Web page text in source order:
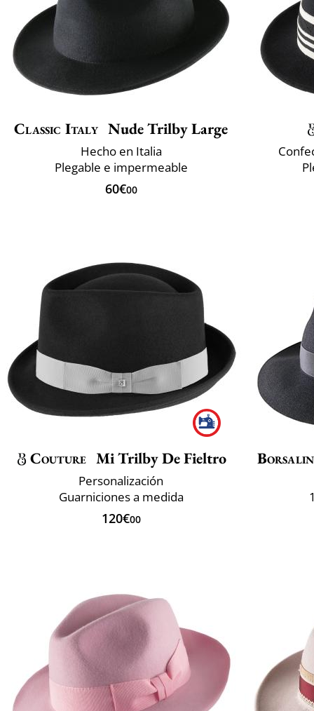
Classic Italy Nude Trilby Large
Hecho en Italia
Plegable e impermeable
60€00
Couture Mi Trilby De Fieltro
Personalización
Guarniciones a medida
120€00